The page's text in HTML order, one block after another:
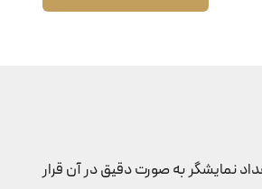
و اعداد نمایشگر به صورت دقیق در آن قرار